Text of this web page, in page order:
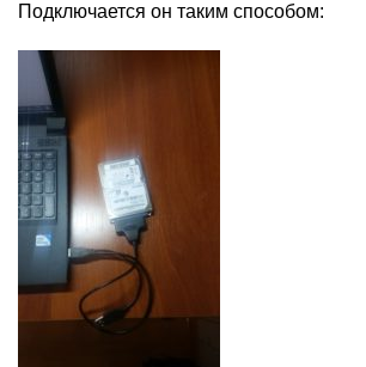
Подключается он таким способом: